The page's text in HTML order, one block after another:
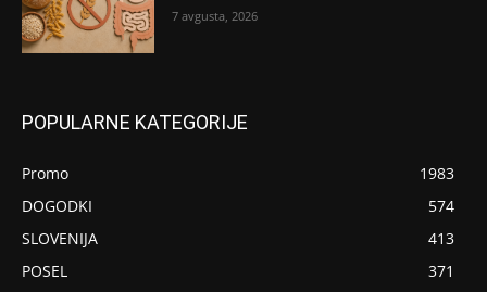
7 avgusta, 2026
POPULARNE KATEGORIJE
Promo
1983
DOGODKI
574
SLOVENIJA
413
POSEL
371